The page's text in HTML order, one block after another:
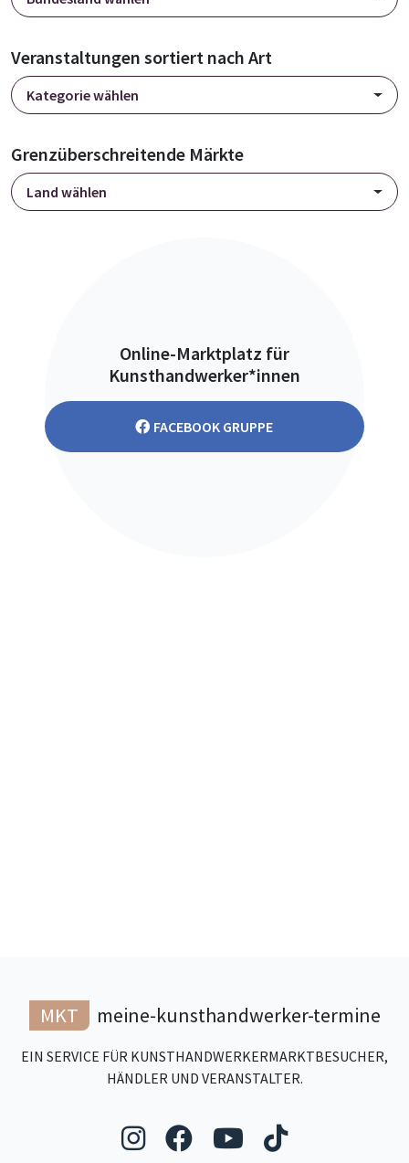
Veranstaltungen sortiert nach Art
Kategorie wählen
Grenzüberschreitende Märkte
Land wählen
Online-Marktplatz für
Kunsthandwerker*innen
FACEBOOK GRUPPE
MKT meine-kunsthandwerker-termine
EIN SERVICE FÜR KUNSTHANDWERKERMARKTBESUCHER,
HÄNDLER UND VERANSTALTER.
Folgen Sie uns auf
Folgen Sie uns auf
Folgen Sie
Folgen